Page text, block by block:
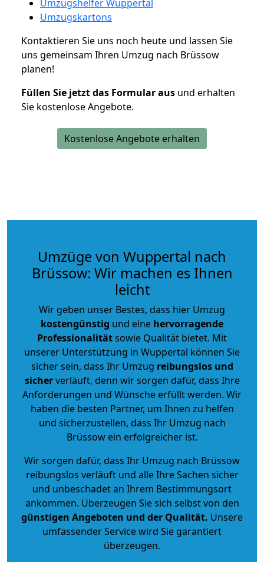
Umzugshelfer Wuppertal
Umzugskartons
Kontaktieren Sie uns noch heute und lassen Sie
uns gemeinsam Ihren Umzug nach Brüssow
planen!
Füllen Sie jetzt das Formular aus und erhalten
Sie kostenlose Angebote.
Kostenlose Angebote erhalten
Umzüge von Wuppertal nach
Brüssow: Wir machen es Ihnen
leicht
Wir geben unser Bestes, dass hier Umzug
kostengünstig und eine hervorragende
Professionalitätsowie Qualität bietet. Mit
unserer Unterstützung in Wuppertal können Sie
sicher sein, dass Ihr Umzug reibungslos und
sicherverläuft, denn wir sorgen dafür, dass Ihre
Anforderungen und Wünsche erfüllt werden. Wir
haben die besten Partner, um Ihnen zu helfen
und sicherzustellen, dass Ihr Umzug nach
Brüssow ein erfolgreicher ist.
Wir sorgen dafür, dass Ihr Umzug nach Brüssow
reibungslos verläuft und alle Ihre Sachen sicher
und unbeschadet an Ihrem Bestimmungsort
ankommen. Überzeugen Sie sich selbst von den
günstigen Angeboten und der Qualität. Unsere
umfassender Service wird Sie garantiert
überzeugen.